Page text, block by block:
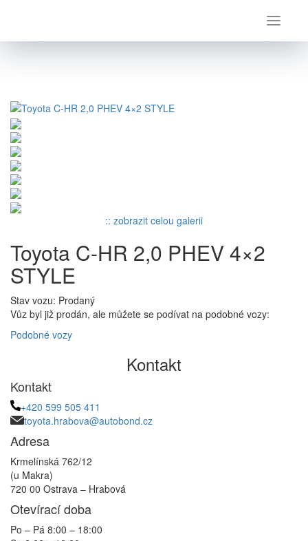
Toyota C-HR 2,0 PHEV 4×2 STYLE
:: zobrazit celou galerii
Toyota C-HR 2,0 PHEV 4×2
STYLE
Stav vozu: Prodaný
Vůz byl již prodán, ale můžete se podívat na podobné vozy:
Podobné vozy
Kontakt
Kontakt
+420 599 505 411
toyota.hrabova@autobond.cz
Adresa
Krmelínská 762/12
(u Makra)
720 00 Ostrava – Hrabová
Otevírací doba
Po – Pá 8:00 – 18:00